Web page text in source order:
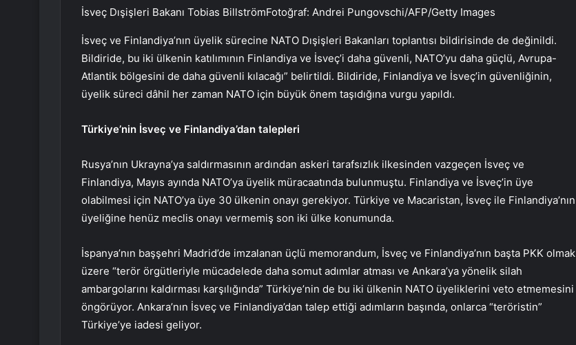
İsveç Dışişleri Bakanı Tobias BillströmFotoğraf: Andrei Pungovschi/AFP/Getty Images
İsveç ve Finlandiya’nın üyelik sürecine NATO Dışişleri Bakanları toplantısı bildirisinde de değinildi.
Bildiride, bu iki ülkenin katılımının Finlandiya ve İsveç’i daha güvenli, NATO’yu daha güçlü, Avrupa-
Atlantik bölgesini de daha güvenli kılacağı” belirtildi. Bildiride, Finlandiya ve İsveç’in güvenliğinin,
üyelik süreci dâhil her zaman NATO için büyük önem taşıdığına vurgu yapıldı.
Türkiye’nin İsveç ve Finlandiya’dan talepleri
Rusya’nın Ukrayna’ya saldırmasının ardından askeri tarafsızlık ilkesinden vazgeçen İsveç ve
Finlandiya, Mayıs ayında NATO’ya üyelik müracaatında bulunmuştu. Finlandiya ve İsveç’in üye
olabilmesi için NATO’ya üye 30 ülkenin onayı gerekiyor. Türkiye ve Macaristan, İsveç ile Finlandiya’nın
üyeliğine henüz meclis onayı vermemiş son iki ülke konumunda.
İspanya’nın başşehri Madrid’de imzalanan üçlü memorandum, İsveç ve Finlandiya’nın başta PKK olmak
üzere “terör örgütleriyle mücadelede daha somut adımlar atması ve Ankara’ya yönelik silah
ambargolarını kaldırması karşılığında” Türkiye’nin de bu iki ülkenin NATO üyeliklerini veto etmemesini
öngörüyor. Ankara’nın İsveç ve Finlandiya’dan talep ettiği adımların başında, onlarca “teröristin”
Türkiye’ye iadesi geliyor.